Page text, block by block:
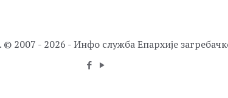
2007 - 2026 - Инфо служба Епархије